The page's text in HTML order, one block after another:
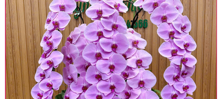
khu vực sẽ có mức giá khác nhau (tùy vào chi
phí mặt bằng, nguyên vật liệu,..) nên giá có thể sẽ
thay đổi so với giá niêm yết trên website. Khách
hàng ở Tỉnh thành khác vui lòng chủ động hỏi lại
giá trước khi đặt hàng, shop sẽ chủ động báo giá
chính xác khi có địa chỉ giao hàng cụ thể.